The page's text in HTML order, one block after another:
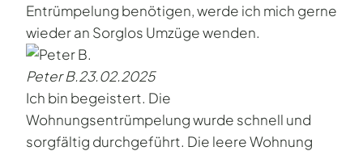
Entrümpelung benötigen, werde ich mich gerne
wieder an Sorglos Umzüge wenden.
Peter B.23.02.2025
Ich bin begeistert. Die
Wohnungsentrümpelung wurde schnell und
sorgfältig durchgeführt. Die leere Wohnung